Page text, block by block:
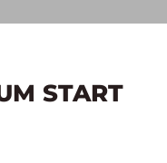
START